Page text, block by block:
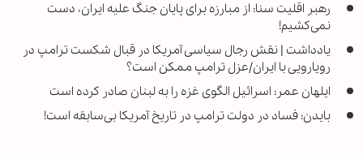
رهبر اقلیت سنا: از مبارزه برای پایان جنگ علیه ایران، دست
نمی‌کشیم!
یادداشت | نقش رجال سیاسی آمریکا در قبال شکست ترامپ در
رویارویی با ایران/عزل ترامپ ممکن است؟
ایلهان عمر: اسرائیل الگوی غزه را به لبنان صادر کرده است
بایدن: فساد در دولت ترامپ در تاریخ آمریکا بی‌سابقه است!